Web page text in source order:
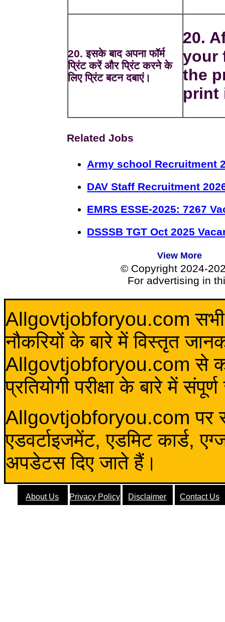
20. इसके बाद अपना फॉर्म
प्रिंट करें और प्रिंट करने के
लिए प्रिंट बटन दबाएं।
20.
your
the
print
Related Jobs
Army school Recruitment
DAV Staff Recruitment
EMRS ESSE-2025: 7267
DSSSB TGT Oct 2025
View More
© Copyright 2024-
For advertising in
Allgovtjobforyou.com सभी
नौकरियों के बारे में विस्तृत
Allgovtjobforyou.com से कोई
प्रतियोगी परीक्षा के बारे में
Allgovtjobforyou.com पर
एडवर्टाइजमेंट, एडमिट कार्ड,
अपडेटस दिए जाते हैं।
About Us Privacy Policy Disclaimer Contact Us